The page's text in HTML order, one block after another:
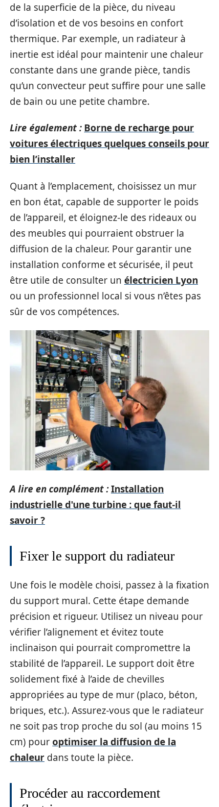
de la superficie de la pièce, du niveau
d’isolation et de vos besoins en confort
thermique. Par exemple, un radiateur à
inertie est idéal pour maintenir une chaleur
constante dans une grande pièce, tandis
qu’un convecteur peut suffire pour une salle
de bain ou une petite chambre.
Lire également : Borne de recharge pour
voitures électriques quelques conseils pour
bien l’installer
Quant à l’emplacement, choisissez un mur
en bon état, capable de supporter le poids
de l’appareil, et éloignez-le des rideaux ou
des meubles qui pourraient obstruer la
diffusion de la chaleur. Pour garantir une
installation conforme et sécurisée, il peut
être utile de consulter un électricien Lyon
ou un professionnel local si vous n’êtes pas
sûr de vos compétences.
A lire en complément :Installation
industrielle d'une turbine : que faut-il
savoir ?
Fixer le support du radiateur
Une fois le modèle choisi, passez à la fixation
du support mural. Cette étape demande
précision et rigueur. Utilisez un niveau pour
vérifier l’alignement et évitez toute
inclinaison qui pourrait compromettre la
stabilité de l’appareil. Le support doit être
solidement fixé à l’aide de chevilles
appropriées au type de mur (placo, béton,
briques, etc.). Assurez-vous que le radiateur
ne soit pas trop proche du sol (au moins 15
cm) pouroptimiser la diffusion de la
chaleur dans toute la pièce.
Procéder au raccordement